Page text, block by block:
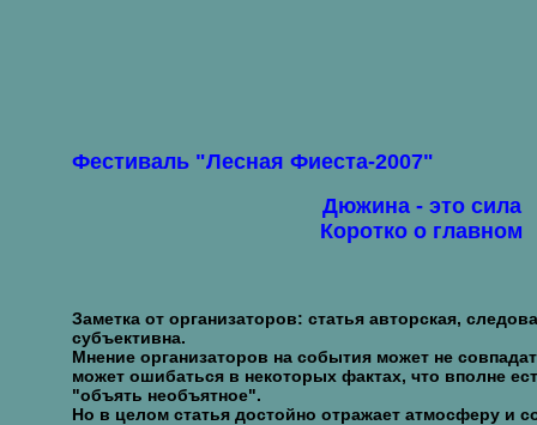
Фестиваль "Лесная Фиеста-2007"
Дюжина - это сила
Коротко о главном
Заметка от организаторов: статья авторская,
субъективна.
Мнение организаторов на события может не
может ошибаться в некоторых фактах, что вполне
"объять необъятное".
Но в целом статья достойно отражает атмосферу и